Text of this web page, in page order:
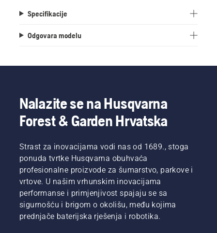
Specifikacije
Odgovara modelu
Nalazite se na Husqvarna
Forest & Garden Hrvatska
Strast za inovacijama vodi nas od 1689., stoga
ponuda tvrtke Husqvarna obuhvaća
profesionalne proizvode za šumarstvo, parkove i
vrtove. U našim vrhunskim inovacijama
performanse i primjenjivost spajaju se sa
sigurnošću i brigom o okolišu, među kojima
prednjače baterijska rješenja i robotika.